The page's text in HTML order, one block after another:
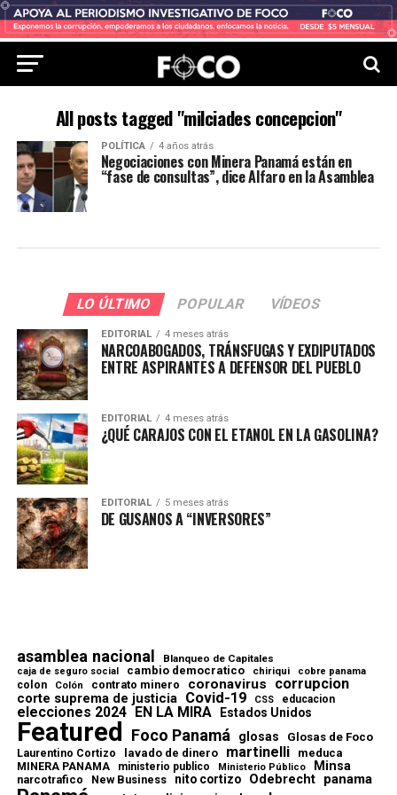
All posts tagged "milciades concepcion"
POLÍTICA 4 años atrás
Negociaciones con Minera Panamá están en
“fase de consultas”, dice Alfaro en la Asamblea
LO ÚLTIMO POPULAR VÍDEOS
EDITORIAL 4 meses atrás
NARCOABOGADOS, TRÁNSFUGAS Y EXDIPUTADOS
ENTRE ASPIRANTES A DEFENSOR DEL PUEBLO
EDITORIAL 4 meses atrás
¿QUÉ CARAJOS CON EL ETANOL EN LA GASOLINA?
EDITORIAL 5 meses atrás
DE GUSANOS A “INVERSORES”
asamblea nacional Blanqueo de Capitales
caja de seguro social cambio democratico chiriqui cobre panama
colon Colón contrato minero coronavirus corrupcion
corte suprema de justicia Covid-19 CSS educacion
elecciones 2024 EN LA MIRA Estados Unidos
Featured Foco Panamá glosas Glosas de Foco
Laurentino Cortizo lavado de dinero martinelli meduca
MINERA PANAMA ministerio publico Ministerio Público Minsa
narcotrafico New Business nito cortizo Odebrecht panama